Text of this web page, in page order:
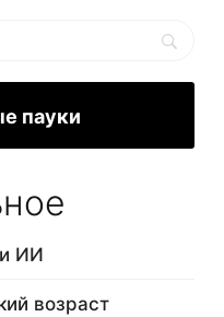
пауки
ИИ
возраст